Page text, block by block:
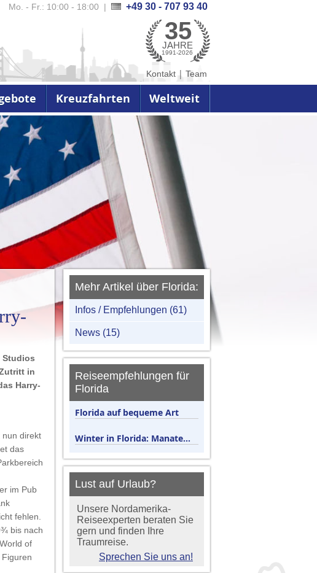
Mo. - Fr.: 10:00 - 18:00 | +49 30 - 707 93 40
35
JAHRE
1991-2026
Kontakt | Team
Kreuzfahrten Weltweit
Studios
in
Harry-
nun direkt
das
im Pub
fehlen.
bis nach
of
Mehr Artikel über Florida:
Infos / Empfehlungen (61)
News (15)
Reiseempfehlungen für
Florida
Florida auf bequeme Art
Winter in Florida: Manate...
Lust auf Urlaub?
Unsere Nordamerika-
Reiseexperten beraten Sie
gern und finden Ihre
Traumreise.
Sprechen Sie uns an!